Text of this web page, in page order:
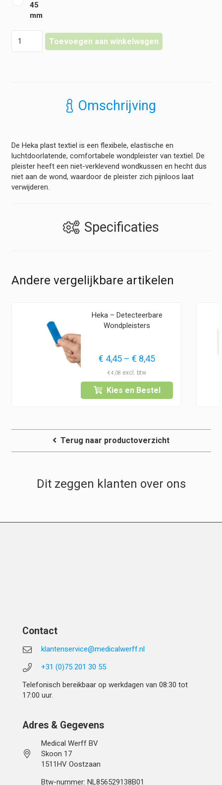
45
mm
Toevoegen aan winkelwagen
Omschrijving
De Heka plast textiel is een flexibele, elastische en
luchtdoorlatende, comfortabele wondpleister van textiel. De
pleister heeft een niet-verklevend wondkussen en hecht dus
niet aan de wond, waardoor de pleister zich pijnloos laat
verwijderen.
Specificaties
Andere vergelijkbare artikelen
Heka – Detecteerbare
Wondpleisters
€ 4,45 – € 8,45Prijsklasse:
tot
€ 8,45
€4,08
Kies en Bestel
Terug naar productoverzicht
Dit zeggen klanten over ons
Contact
klantenservice@medicalwerff.nl
+31 (0)75 201 30 55
Telefonisch bereikbaar op werkdagen van 08:30 tot
17:00 uur.
Adres & Gegevens
Medical Werff BV
Skoon 17
1511HV Oostzaan
Btw-nummer: NL856529138B01